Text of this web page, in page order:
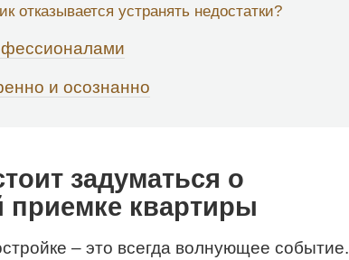
отказывается устранять недостатки?
и осознанно
задуматься о
квартиры
– это всегда волнующее событие.